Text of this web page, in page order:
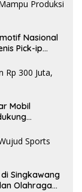
Nasional
Pick-ip
Mobil
Singkawang
Olahraga